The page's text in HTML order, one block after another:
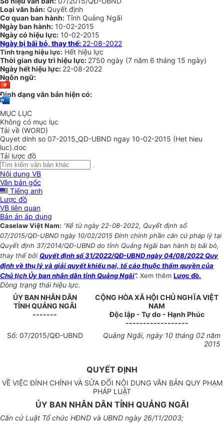
Loại văn bản: Quyết định
Cơ quan ban hành: Tỉnh Quảng Ngãi
Ngày ban hành: 10-02-2015
Ngày có hiệu lực: 10-02-2015
Ngày bị bãi bỏ, thay thế: 22-08-2022
Tình trạng hiệu lực: Hết hiệu lực
Thời gian duy trì hiệu lực: 2750 ngày (7 năm 6 tháng 15 ngày)
Ngày hết hiệu lực: 22-08-2022
Ngôn ngữ:
Định dạng văn bản hiện có:
MỤC LỤC
Không có mục lục
Tải về (WORD)
Quyet dinh so 07-2015_QD-UBND ngay 10-02-2015 (Het hieu
luc).doc
Tải lược đồ
Nội dung VB
Văn bản gốc
Tiếng anh
Lược đồ
VB liên quan
Bản án áp dụng
Caselaw Việt Nam: “Kể từ ngày 22-08-2022, Quyết định số
07/2015/QĐ-UBND ngày 10/02/2015 Đính chính phần căn cứ pháp lý tại
Quyết định 37/2014/QĐ-UBND do tỉnh Quảng Ngãi ban hành bị bãi bỏ,
thay thế bởi Quyết định số 31/2022/QĐ-UBND ngày 04/08/2022 Quy
định về thụ lý và giải quyết khiếu nại, tố cáo thuộc thẩm quyền của
Chủ tịch Ủy ban nhân dân tỉnh Quảng Ngãi”. Xem thêm Lược đồ.
Dòng trạng thái hiệu lực.
ỦY BAN NHÂN DÂN
TỈNH QUẢNG NGÃI
-------
CỘNG HÒA XÃ HỘI CHỦ NGHĨA VIỆT
NAM
Độc lập - Tự do - Hạnh Phúc
------------------
Số: 07/2015/QĐ-UBND
Quảng Ngãi, ngày 10 tháng 02 năm
2015
QUYẾT ĐỊNH
VỀ VIỆC ĐÍNH CHÍNH VÀ SỬA ĐỔI NỘI DUNG VĂN BẢN QUY PHẠM
PHÁP LUẬT
ỦY BAN NHÂN DÂN TỈNH QUẢNG NGÃI
Căn cứ Luật Tổ chức HĐND và UBND ngày 26/11/2003;